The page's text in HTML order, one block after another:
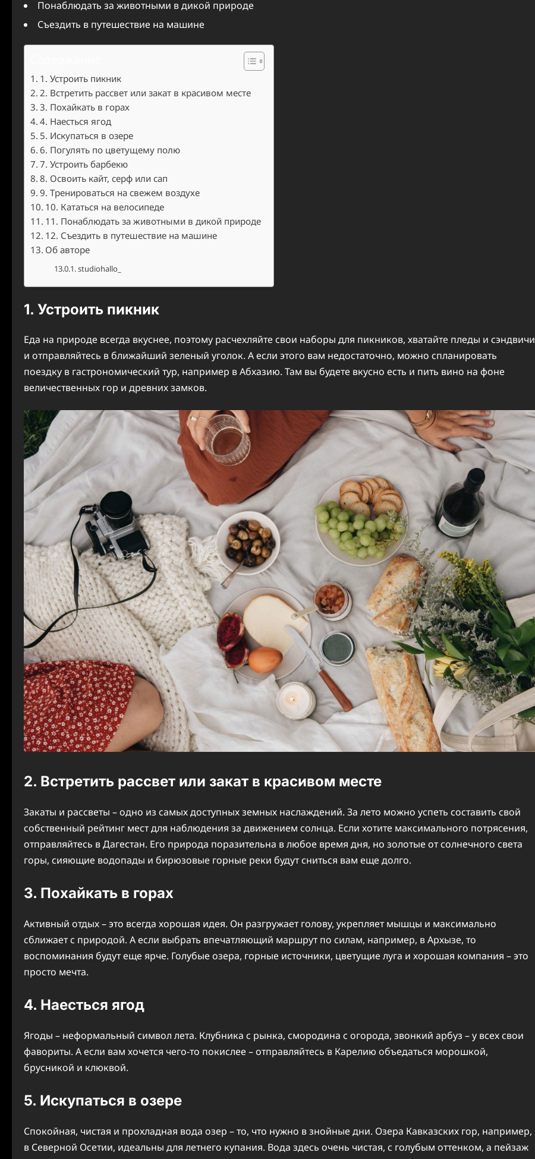
Понаблюдать за животными в дикой природе
Съездить в путешествие на машине
1. Устроить пикник
2. Встретить рассвет или закат в красивом месте
3. Похайкать в горах
4. Наесться ягод
5. Искупаться в озере
6. Погулять по цветущему полю
7. Устроить барбекю
8. Освоить кайт, серф или сап
9. Тренироваться на свежем воздухе
10. Кататься на велосипеде
11. Понаблюдать за животными в дикой природе
12. Съездить в путешествие на машине
Об авторе
studiohallo_
1. Устроить пикник
Еда на природе всегда вкуснее, поэтому расчехляйте свои наборы для пикников, хватайте пледы и сэндвичи
и отправляйтесь в ближайший зеленый уголок. А если этого вам недостаточно, можно спланировать
поездку в гастрономический тур, например в Абхазию. Там вы будете вкусно есть и пить вино на фоне
величественных гор и древних замков.
2. Встретить рассвет или закат в красивом месте
Закаты и рассветы – одно из самых доступных земных наслаждений. За лето можно успеть составить свой
собственный рейтинг мест для наблюдения за движением солнца. Если хотите максимального потрясения,
отправляйтесь в Дагестан. Его природа поразительна в любое время дня, но золотые от солнечного света
горы, сияющие водопады и бирюзовые горные реки будут сниться вам еще долго.
3. Похайкать в горах
Активный отдых – это всегда хорошая идея. Он разгружает голову, укрепляет мышцы и максимально
сближает с природой. А если выбрать впечатляющий маршрут по силам, например, в Архызе, то
воспоминания будут еще ярче. Голубые озера, горные источники, цветущие луга и хорошая компания – это
просто мечта.
4. Наесться ягод
Ягоды – неформальный символ лета. Клубника с рынка, смородина с огорода, звонкий арбуз – у всех свои
фавориты. А если вам хочется чего-то покислее – отправляйтесь в Карелию объедаться морошкой,
брусникой и клюквой.
5. Искупаться в озере
Спокойная, чистая и прохладная вода озер – то, что нужно в знойные дни. Озера Кавказских гор, например,
в Северной Осетии, идеальны для летнего купания. Вода здесь очень чистая, с голубым оттенком, а пейзаж